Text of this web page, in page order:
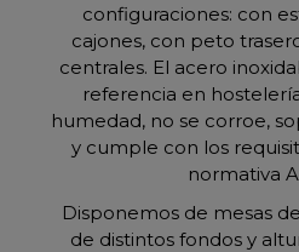
configuraciones: con
cajones, con peto
centrales. El acero
referencia en
humedad, no se corroe,
y cumple con los
normativa
Disponemos de mesas
de distintos fondos y